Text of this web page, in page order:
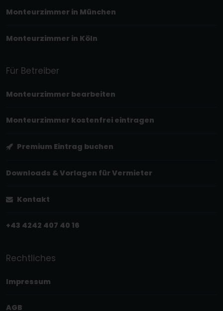
Monteurzimmer in München
Monteurzimmer in Köln
Für Betreiber
Monteurzimmer bearbeiten
Monteurzimmer kostenfrei eintragen
Premium Eintrag buchen
Downloads & Vorlagen für Vermieter
Kontakt
+43 4242 407 40 16
Rechtliches
Impressum
AGB